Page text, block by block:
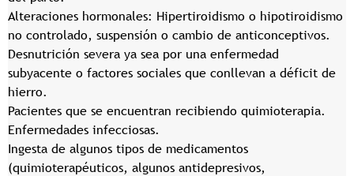
Alteraciones hormonales: Hipertiroidismo o hipotiroidismo
no controlado, suspensión o cambio de anticonceptivos.
Desnutrición severa ya sea por una enfermedad
subyacente o factores sociales que conllevan a déficit de
hierro.
Pacientes que se encuentran recibiendo quimioterapia.
Enfermedades infecciosas.
Ingesta de algunos tipos de medicamentos
(quimioterapéuticos, algunos antidepresivos,